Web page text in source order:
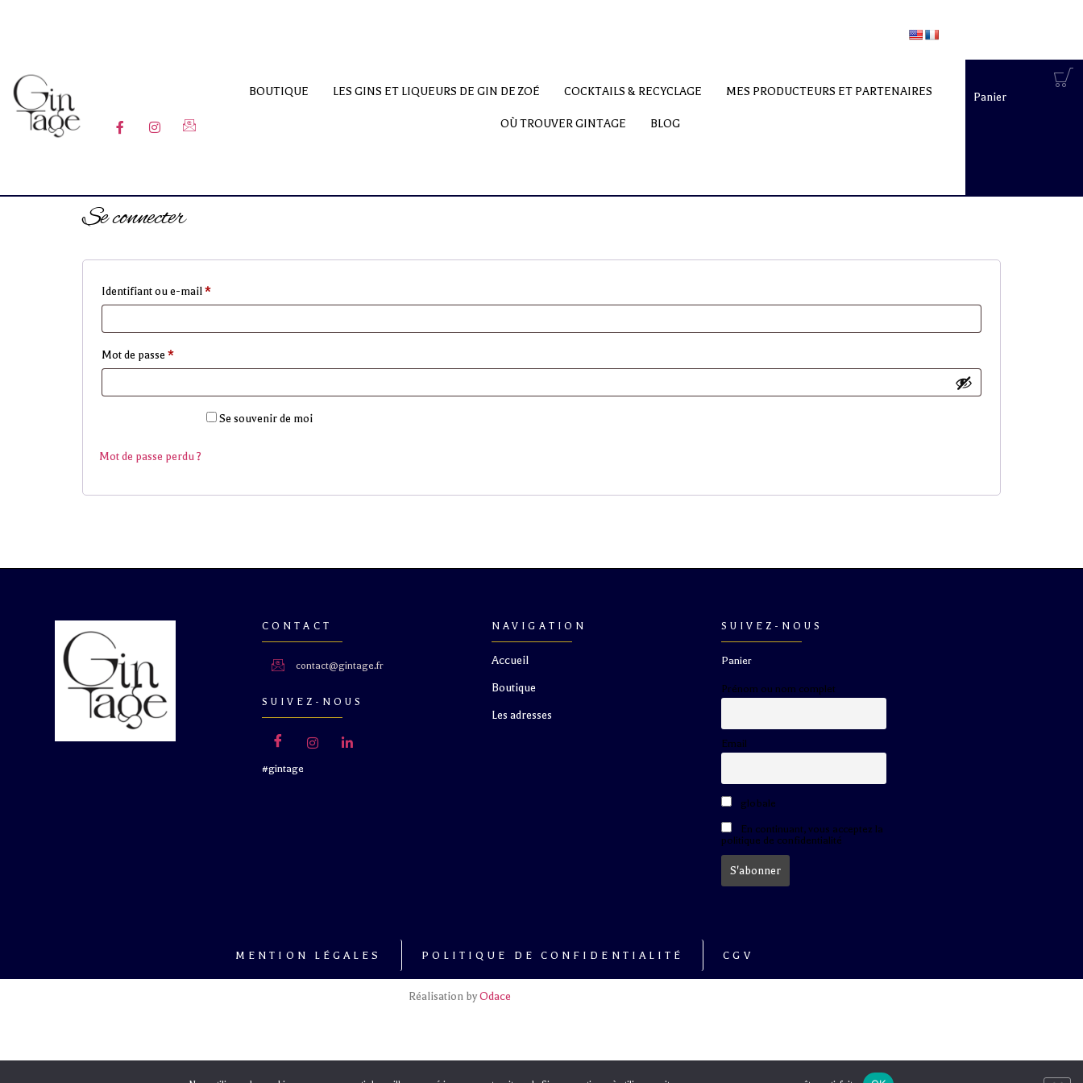
BOUTIQUE LES GINS ET LIQUEURS DE GIN DE ZOÉ COCKTAILS & RECYCLAGE MES PRODUCTEURS ET PARTENAIRES
OÙ TROUVER GINTAGE BLOG
Panier
Se connecter
Identifiant ou e-mail*
Mot de passe *
Se souvenir de moi
Mot de passe perdu ?
CONTACT
contact@gintage.fr
SUIVEZ-NOUS
#gintage
NAVIGATION
Accueil
Boutique
Les adresses
SUIVEZ-NOUS
Panier
Prénom ou nom complet
Email
globale
En continuant, vous acceptez la
politique de confidentialité
MENTION LÉGALES POLITIQUE DE CONFIDENTIALITÉ CGV
Réalisation byOdace